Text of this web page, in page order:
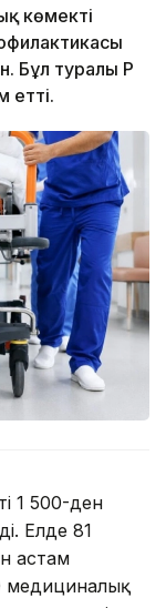
көмекті
Бұл туралы ҚР
етті.
1 500-ден
Елде 81
астам
медициналық